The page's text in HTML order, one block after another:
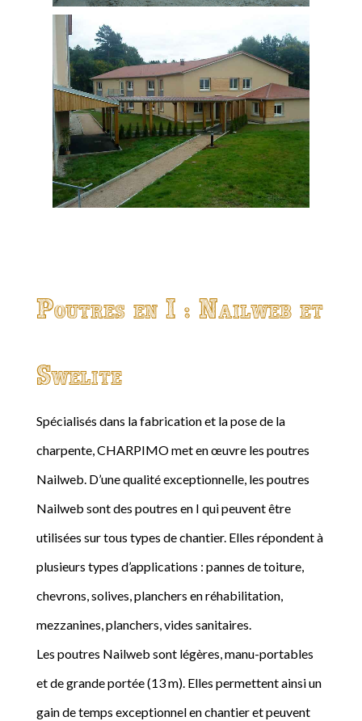
Poutres en I : Nailweb et
Swelite
Spécialisés dans la fabrication et la pose de la
charpente, CHARPIMO met en œuvre les poutres
Nailweb. D’une qualité exceptionnelle, les poutres
Nailweb sont des poutres en I qui peuvent être
utilisées sur tous types de chantier. Elles répondent à
plusieurs types d’applications : pannes de toiture,
chevrons, solives, planchers en réhabilitation,
mezzanines, planchers, vides sanitaires.
Les poutres Nailweb sont légères, manu-portables
et de grande portée (13 m). Elles permettent ainsi un
gain de temps exceptionnel en chantier et peuvent